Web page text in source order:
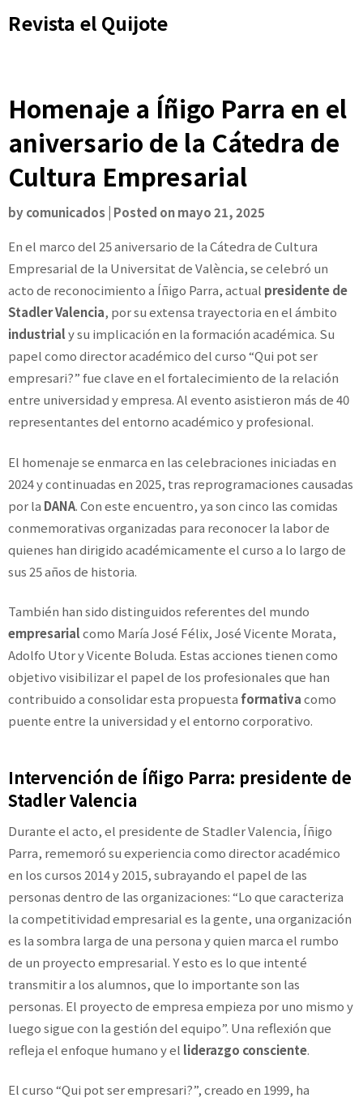
toRevista el Quijote
Homenaje a Íñigo Parra en el
aniversario de la Cátedra de
Cultura Empresarial
bycomunicados Posted onmayo 21, 2025
En el marco del 25 aniversario de la Cátedra de Cultura
Empresarial de la Universitat de València, se celebró un
acto de reconocimiento a Íñigo Parra, actual presidente de
Stadler Valencia, por su extensa trayectoria en el ámbito
industrialy su implicación en la formación académica. Su
papel como director académico del curso “Qui pot ser
empresari?” fue clave en el fortalecimiento de la relación
entre universidad y empresa. Al evento asistieron más de 40
representantes del entorno académico y profesional.
El homenaje se enmarca en las celebraciones iniciadas en
2024 y continuadas en 2025, tras reprogramaciones causadas
por la DANA. Con este encuentro, ya son cinco las comidas
conmemorativas organizadas para reconocer la labor de
quienes han dirigido académicamente el curso a lo largo de
sus 25 años de historia.
También han sido distinguidos referentes del mundo
empresarialcomo María José Félix, José Vicente Morata,
Adolfo Utor y Vicente Boluda. Estas acciones tienen como
objetivo visibilizar el papel de los profesionales que han
contribuido a consolidar esta propuesta formativacomo
puente entre la universidad y el entorno corporativo.
Intervención de Íñigo Parra: presidente de
Stadler Valencia
Durante el acto, el presidente de Stadler Valencia, Íñigo
Parra, rememoró su experiencia como director académico
en los cursos 2014 y 2015, subrayando el papel de las
personas dentro de las organizaciones: “Lo que caracteriza
la competitividad empresarial es la gente, una organización
es la sombra larga de una persona y quien marca el rumbo
de un proyecto empresarial. Y esto es lo que intenté
transmitir a los alumnos, que lo importante son las
personas. El proyecto de empresa empieza por uno mismo y
luego sigue con la gestión del equipo”. Una reflexión que
refleja el enfoque humano y el liderazgo consciente.
El curso “Qui pot ser empresari?”, creado en 1999, ha